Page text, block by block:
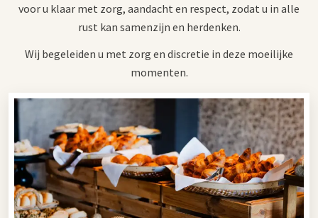
voor u klaar met zorg, aandacht en respect, zodat u in alle
rust kan samenzijn en herdenken.
Wij begeleiden u met zorg en discretie in deze moeilijke
momenten.